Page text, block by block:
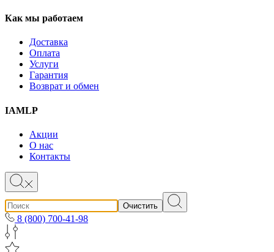
Как мы работаем
Доставка
Оплата
Услуги
Гарантия
Возврат и обмен
IAMLP
Акции
О нас
Контакты
Очистить
8 (800) 700-41-98